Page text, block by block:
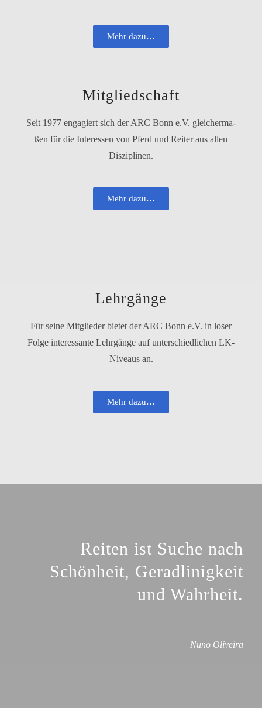
Mehr dazu…
Mitgliedschaft
Seit 1977 enga­giert sich der ARC Bonn e.V. glei­cher­ma­
ßen für die Interessen von Pferd und Reiter aus allen
Disziplinen.
Mehr dazu…
Lehrgänge
Für sei­ne Mitglieder bie­tet der ARC Bonn e.V. in loser
Folge inter­es­san­te Lehrgänge auf unter­schied­li­chen LK-
Niveaus an.
Mehr dazu…
Reiten ist Suche nach
Schönheit, Geradlinigkeit
und Wahrheit.
Nuno Oliveira